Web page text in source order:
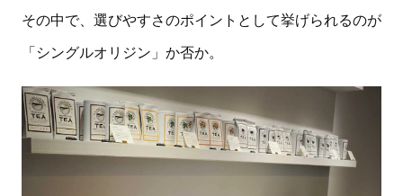
その中で、選びやすさのポイントとして挙げられるのが
「シングルオリジン」か否か。